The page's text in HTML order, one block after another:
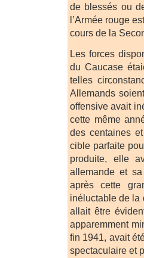
de blessés ou
l’Armée rouge
cours de la
Les forces
du Caucase
telles
Allemands
offensive avait
cette même
des centaines
cible parfaite
produite, elle
allemande et
après cette
inéluctable de la
allait être
apparemment
fin 1941, avait
spectaculaire et